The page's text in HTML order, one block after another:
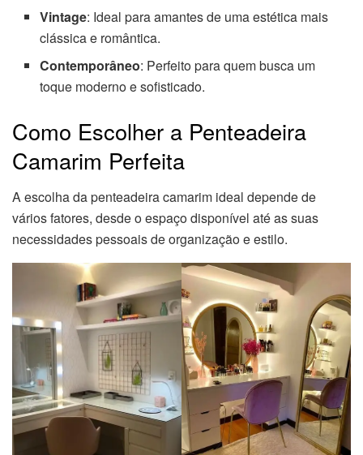
Vintage: Ideal para amantes de uma estética mais
clássica e romântica.
Contemporâneo: Perfeito para quem busca um
toque moderno e sofisticado.
Como Escolher a Penteadeira
Camarim Perfeita
A escolha da penteadeira camarim ideal depende de
vários fatores, desde o espaço disponível até as suas
necessidades pessoais de organização e estilo.